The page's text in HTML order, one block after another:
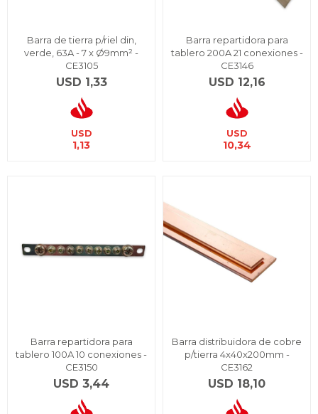
Barra de tierra p/riel din,
verde, 63A - 7 x Ø9mm² -
CE3105
USD 1,33
USD
1,13
Barra repartidora para
tablero 200A 21 conexiones -
CE3146
USD 12,16
USD
10,34
Barra repartidora para
tablero 100A 10 conexiones -
CE3150
USD 3,44
Barra distribuidora de cobre
p/tierra 4x40x200mm -
CE3162
USD 18,10